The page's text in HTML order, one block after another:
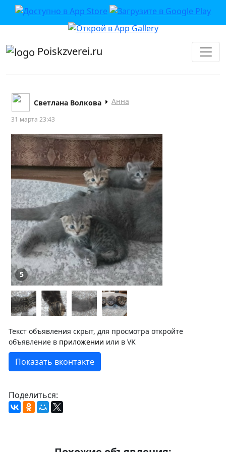
приложении или в VK">
Poiskzverei.ru
Светлана Волкова Анна
31 марта 23:43
5
Текст объявления скрыт, для просмотра откройте
объявление в приложении или в VK
Показать вконтакте
Поделиться: